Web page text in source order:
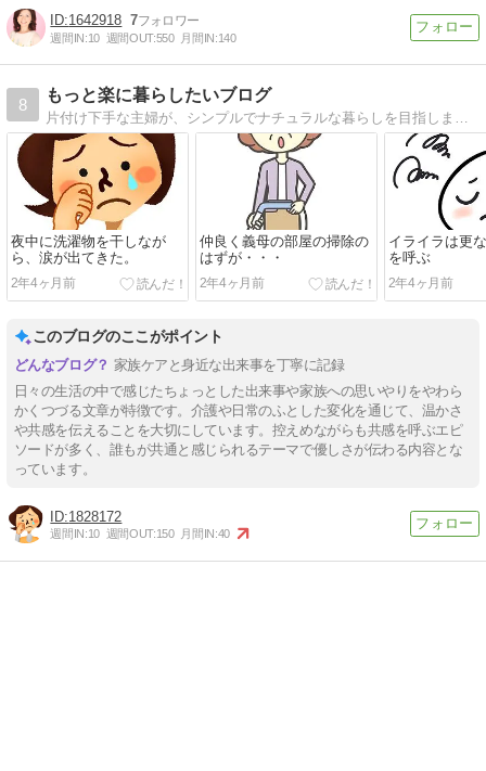
1642918 7
週間IN:10 週間OUT:550 月間IN:140
8
もっと楽に暮らしたいブログ
片付け下手な主婦が、シンプルでナチュラルな暮らしを目指します。
夜中に洗濯物を干しなが
ら、涙が出てきた。
2年4ヶ月前
仲良く義母の部屋の掃除の
はずが・・・
2年4ヶ月前
イライラは更
を呼ぶ
2年4ヶ月前
このブログのここがポイント
家族ケアと身近な出来事を丁寧に記録
日々の生活の中で感じたちょっとした出来事や家族への思いやりをやわら
かくつづる文章が特徴です。介護や日常のふとした変化を通じて、温かさ
や共感を伝えることを大切にしています。控えめながらも共感を呼ぶエピ
ソードが多く、誰もが共通と感じられるテーマで優しさが伝わる内容とな
っています。
1828172
週間IN:10 週間OUT:150 月間IN:40